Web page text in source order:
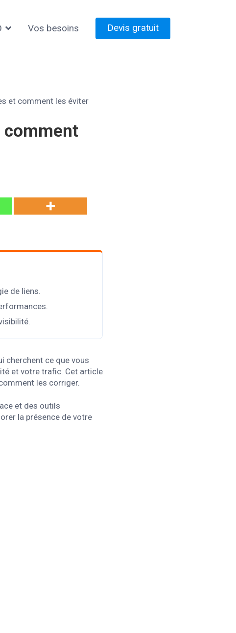
Vos besoins Devis gratuit
et comment les éviter
comment
de liens.
cherchent ce que vous
et votre trafic. Cet article
les corriger.
et des outils
la présence de votre